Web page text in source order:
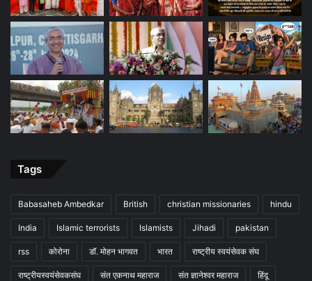
Tags
Babasaheb Ambedkar British christian missionaries hindu
India Islamic terrorists Islamists Jihadi pakistan
rss कोरोना डॉ. मोहन भागवत भारत राष्ट्रीय स्वयंसेवक संघ
राष्ट्रीयस्वयंसेवकसंघ संत एकनाथ महाराज संत ज्ञानेश्वर महाराज हिंदू